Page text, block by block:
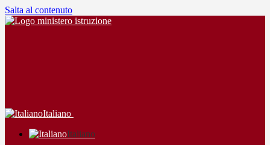
Salta al contenuto
Italiano
Italiano